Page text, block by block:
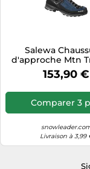
Salewa
d'approche Mtn
GTX GORE-TEX
Blue Seal/Black
153,90 €
Comparer 3
Livraison à 3,99